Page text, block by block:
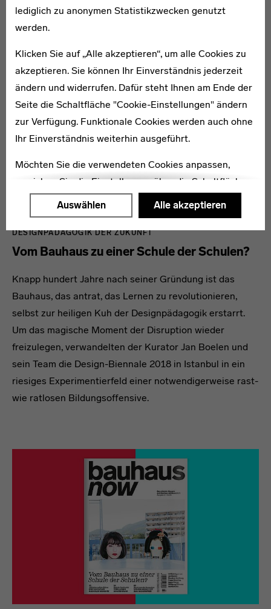
lediglich zu anonymen Statistikzwecken genutzt
werden.
Klicken Sie auf „Alle akzeptieren“, um alle Cookies zu
akzeptieren. Sie können Ihr Einverständnis jederzeit
ändern und widerrufen. Dafür steht Ihnen am Ende der
Seite die Schaltfläche "Cookie-Einstellungen" ändern
zur Verfügung. Funktionale Cookies werden auch ohne
Ihr Einverständnis weiterhin ausgeführt.
Möchten Sie die verwendeten Cookies anpassen,
erreichen Sie die Einstellungen über die Schaltfläche
"Auswählen".
Auswählen Alle akzeptieren
DESIGNPÄDAGOGIK DER ZUKUNFT
Vom Bauhaus zu einer Schule der Schulen?
Knapp hundert Jahre nach seiner Gründung ist das
Bauhaus, das antrat, das Lernen zu revolutionieren,
selbst zur heiligen Kuh der Designpädagogik erstarrt.
Um das magische Moment der Disruption wieder
freizulegen, verwandelten der Kurator Jan Boelen und
sein Team die Design-Biennale 2018 in Istanbul in ein
riesiges Experimentierfeld einer notwendigerweise rast-
wie ratlosen Bildungsoffensive.